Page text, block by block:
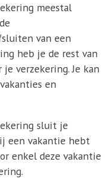
meestal
van een
heb je de rest van
verzekering. Je kan
en
sluit je
een vakantie hebt
enkel deze vakantie